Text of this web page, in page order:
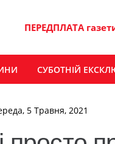
ПЕРЕДПЛАТА
СУБОТНІЙ
5 Травня, 2021